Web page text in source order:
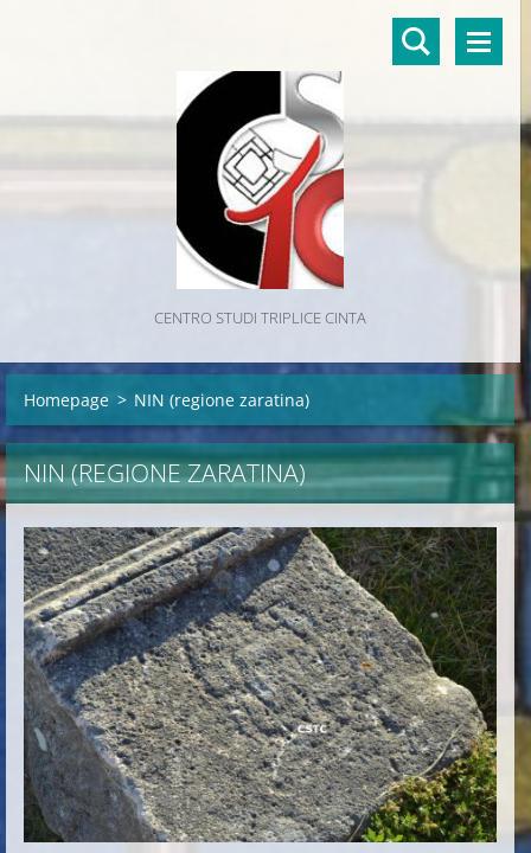
CENTRO STUDI TRIPLICE CINTA
Homepage > NIN (regione zaratina)
NIN (REGIONE ZARATINA)